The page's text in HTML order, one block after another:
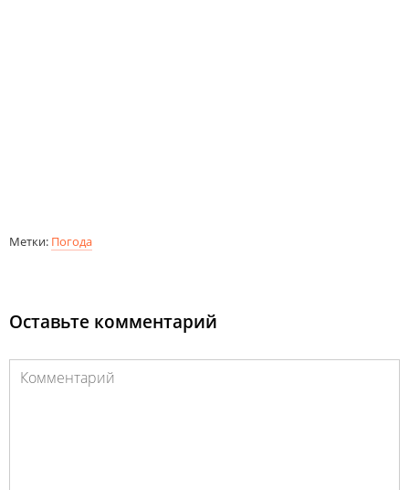
Метки: Погода
Оставьте комментарий